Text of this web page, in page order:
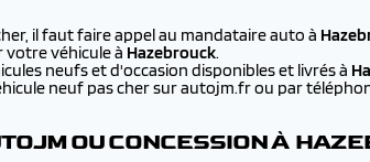
il faut faire appel au mandataire auto à
véhicule à Hazebrouck.
neufs et d'occasion disponibles et livrés à
neuf pas cher sur autojm.fr ou par
OU CONCESSION À